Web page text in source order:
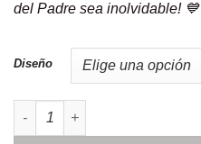
del Padre sea inolvidable! 💙
Diseño
Pack cóctel ''Papá Molón''